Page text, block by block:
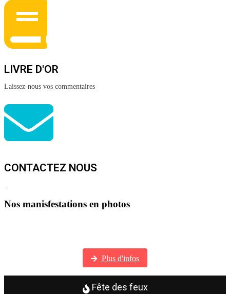
LIVRE D'OR
Laissez-nous vos commentaires
CONTACTEZ NOUS
Nos manisfestations en photos
Plus d'infos
Fête des feux